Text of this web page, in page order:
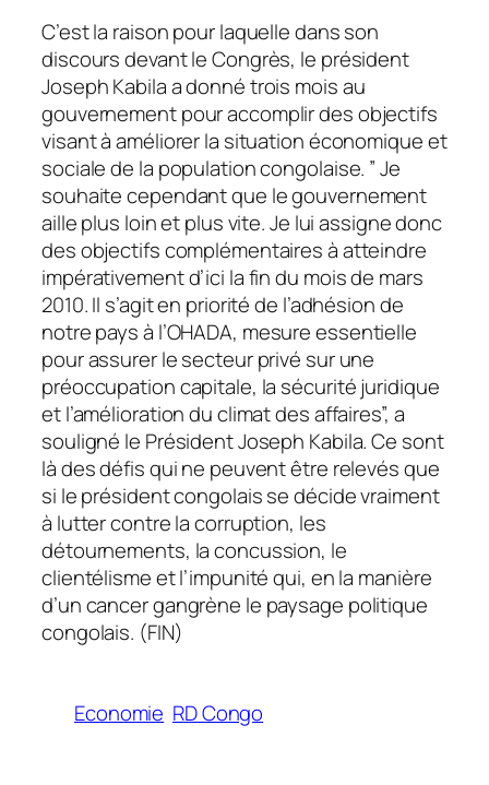
C’est la raison pour laquelle dans son
discours devant le Congrès, le président
Joseph Kabila a donné trois mois au
gouvernement pour accomplir des objectifs
visant à améliorer la situation économique et
sociale de la population congolaise. ” Je
souhaite cependant que le gouvernement
aille plus loin et plus vite. Je lui assigne donc
des objectifs complémentaires à atteindre
impérativement d’ici la fin du mois de mars
2010. Il s’agit en priorité de l’adhésion de
notre pays à l’OHADA, mesure essentielle
pour assurer le secteur privé sur une
préoccupation capitale, la sécurité juridique
et l’amélioration du climat des affaires”, a
souligné le Président Joseph Kabila. Ce sont
là des défis qui ne peuvent être relevés que
si le président congolais se décide vraiment
à lutter contre la corruption, les
détournements, la concussion, le
clientélisme et l’impunité qui, en la manière
d’un cancer gangrène le paysage politique
congolais. (FIN)
Economie RD Congo